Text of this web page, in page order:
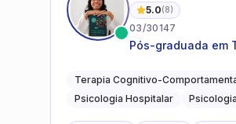
5.0(8)
03/30147
Pós-graduada em
Terapia Cognitivo-
Psicologia Hospitalar